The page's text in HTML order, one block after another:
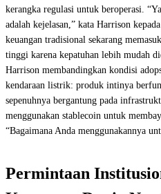
kerangka regulasi untuk beroperasi.
adalah kejelasan,” kata Harrison
keuangan tradisional sekarang
tinggi karena kepatuhan lebih mudah
Harrison membandingkan kondisi
kendaraan listrik: produk intinya
sepenuhnya bergantung pada
menggunakan stablecoin untuk
“Bagaimana Anda menggunakannya
Permintaan